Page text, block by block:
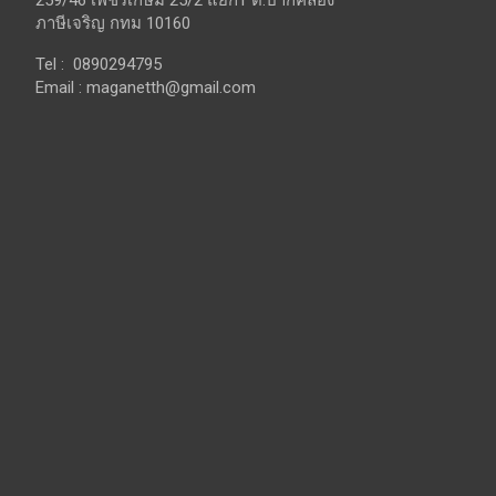
ภาษีเจริญ กทม 10160
Tel : 0890294795
Email : maganetth@gmail.com